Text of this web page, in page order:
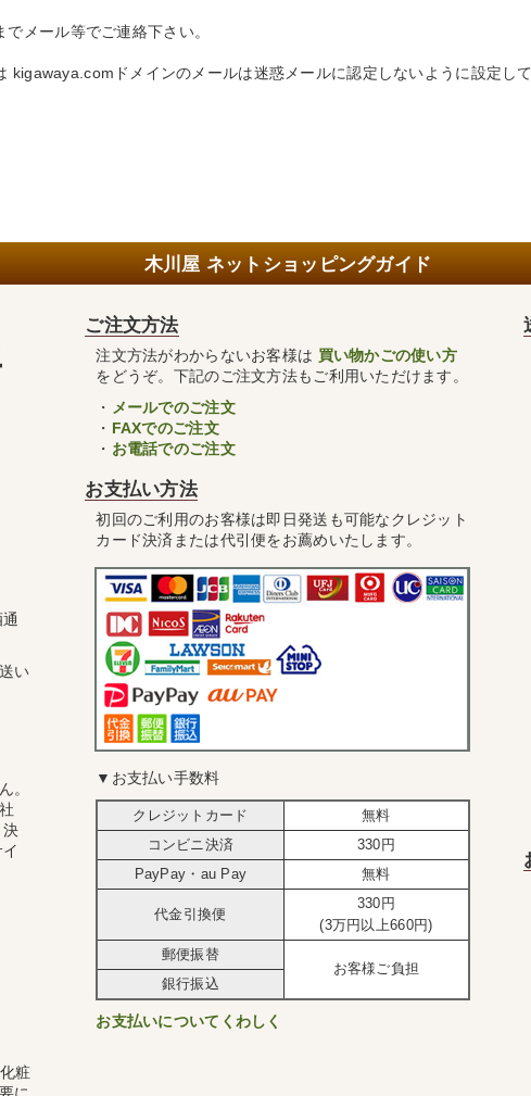
メール等でご連絡下さい。
kigawaya.comドメインのメールは迷惑メールに認定しないように設定し
木川屋 ネットショッピングガイド
い
。
決
粧
ご注文方法
注文方法がわからないお客様は 買い物かごの使い方
をどうぞ。下記のご注文方法もご利用いただけます。
・ メールでのご注文
・ FAXでのご注文
・ お電話でのご注文
お支払い方法
初回のご利用のお客様は即日発送も可能なクレジット
カード決済または代引便をお薦めいたします。
▼お支払い手数料
クレジットカード
無料
コンビニ決済
330円
PayPay・au Pay
無料
代金引換便
330円
(3万円以上660円)
郵便振替
お客様ご負担
銀行振込
お支払いについてくわしく